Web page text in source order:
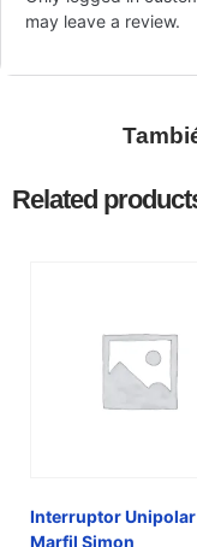
may leave a review.
Related
Interruptor Unipolar
Marfil Simon